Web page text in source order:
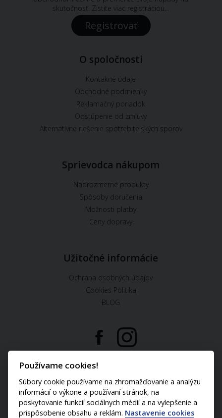
skutočnosť. Zistite viac registráciou...
Registrovať
O spoločnosti
Kontakné údaje
Obchodné podmienky
Reklamačný poriadok
Odstúpenie od zmluvy
Alternatívne riešenie spotrebiteľských sporov
Sprievodca nákupom
Nadrozmerné produkty
Spôsoby doručenia
Možnosti platby
Ceny dopravy
Užitočné informácie
Ochrana osobných údajov
Cookies Politika
BLOG
U nás môžete platiť:
Používame cookies!
Súbory cookie používame na zhromažďovanie a analýzu
informácií o výkone a používaní stránok, na
poskytovanie funkcií sociálnych médií a na vylepšenie a
prispôsobenie obsahu a reklám. Nastavenie cookies